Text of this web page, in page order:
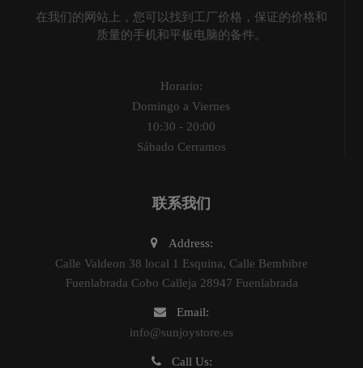
在我们的网站上，您可以找到工厂价格，保证的价格和
质量的手机和平板电脑的备件。
Horario:
Domingo a Viernes
10:30 - 20:00
Sábado Cerramos
联系我们
Address:
Calle Valdeon 38 local 1 Esquina, Calle Bembibre
Fuenlabrada Cobo Calleja 28947 Fuenlabrada
Email:
info@sunjoystore.es
Call Us: